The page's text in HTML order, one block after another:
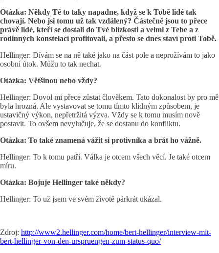
Otázka: Někdy Tě to taky napadne, když se k Tobě lidé tak
chovají. Nebo jsi tomu už tak vzdálený? Částečně jsou to přece
právě lidé, kteří se dostali do Tvé blízkosti a velmi z Tebe a z
rodinných konstelací profitovali, a přesto se dnes staví proti Tobě.
Hellinger: Dívám se na ně také jako na část pole a neprožívám to jako
osobní útok. Můžu to tak nechat.
Otázka: Většinou nebo vždy?
Hellinger: Dovol mi přece zůstat člověkem. Tato dokonalost by pro mě
byla hrozná. Ale vystavovat se tomu tímto klidným způsobem, je
ustavičný výkon, nepřetržitá výzva. Vždy se k tomu musím nově
postavit. To ovšem nevylučuje, že se dostanu do konfliktu.
Otázka: To také znamená vážit si protivníka a brát ho vážně.
Hellinger: To k tomu patří. Válka je otcem všech věcí. Je také otcem
míru.
Otázka: Bojuje Hellinger také někdy?
Hellinger: To už jsem ve svém životě párkrát ukázal.
Zdroj: http://www2.hellinger.com/home/bert-hellinger/interview-mit-
bert-hellinger-von-den-urspruengen-zum-status-quo/